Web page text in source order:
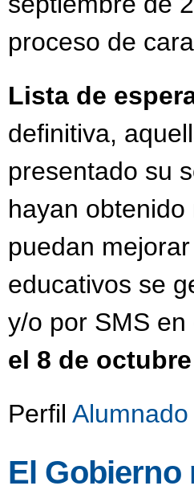
proceso de
Lista de
definitiva,
presentado su
hayan
puedan
educativos se
y/o por SMS
el 8 de
Perfil
El Gobierno